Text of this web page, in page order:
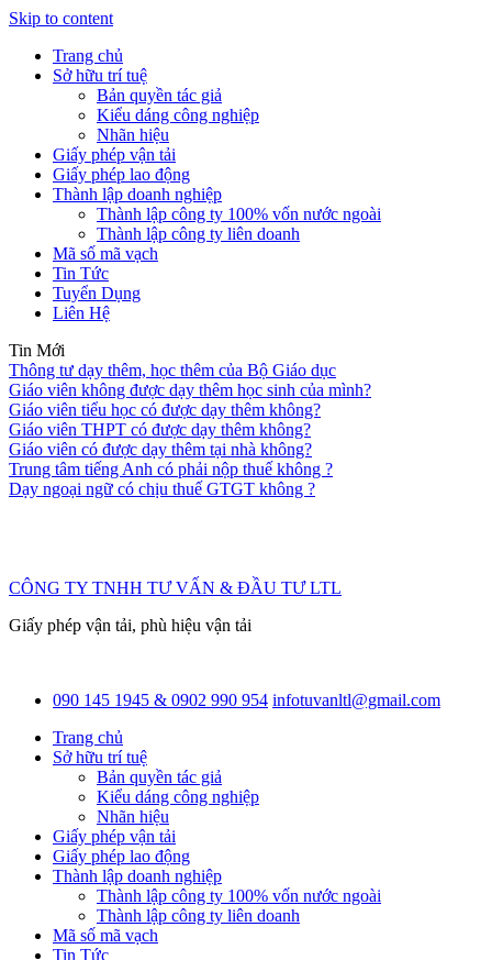
Skip to content
Trang chủ
Sở hữu trí tuệ
Bản quyền tác giả
Kiểu dáng công nghiệp
Nhãn hiệu
Giấy phép vận tải
Giấy phép lao động
Thành lập doanh nghiệp
Thành lập công ty 100% vốn nước ngoài
Thành lập công ty liên doanh
Mã số mã vạch
Tin Tức
Tuyển Dụng
Liên Hệ
Tin Mới
Thông tư dạy thêm, học thêm của Bộ Giáo dục
Giáo viên không được dạy thêm học sinh của mình?
Giáo viên tiểu học có được dạy thêm không?
Giáo viên THPT có được dạy thêm không?
Giáo viên có được dạy thêm tại nhà không?
Trung tâm tiếng Anh có phải nộp thuế không ?
Dạy ngoại ngữ có chịu thuế GTGT không ?
CÔNG TY TNHH TƯ VẤN & ĐẦU TƯ LTL
Giấy phép vận tải, phù hiệu vận tải
090 145 1945 & 0902 990 954 infotuvanltl@gmail.com
Trang chủ
Sở hữu trí tuệ
Bản quyền tác giả
Kiểu dáng công nghiệp
Nhãn hiệu
Giấy phép vận tải
Giấy phép lao động
Thành lập doanh nghiệp
Thành lập công ty 100% vốn nước ngoài
Thành lập công ty liên doanh
Mã số mã vạch
Tin Tức